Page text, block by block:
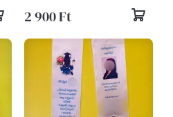
2 900 Ft